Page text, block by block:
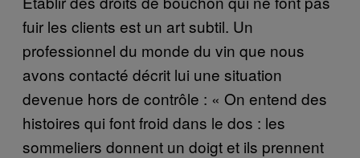
fuir les clients est un art subtil. Un
professionnel du monde du vin que nous
avons contacté décrit lui une situation
devenue hors de contrôle : « On entend des
histoires qui font froid dans le dos : les
sommeliers donnent un doigt et ils prennent